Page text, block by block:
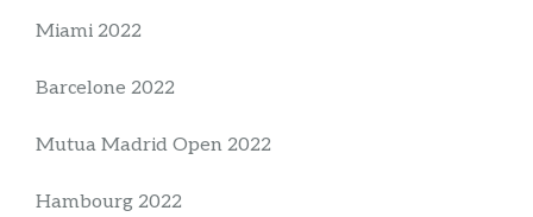
Miami 2022
Barcelone 2022
Mutua Madrid Open 2022
Hambourg 2022